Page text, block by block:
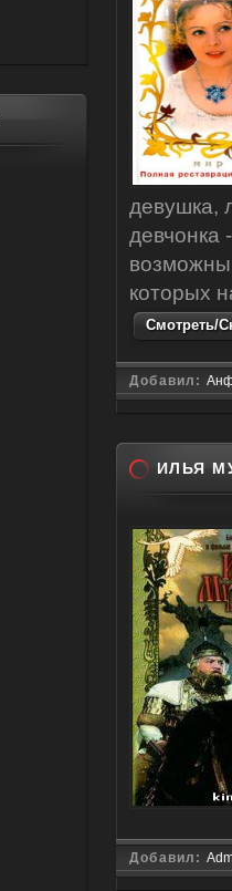
девушка,
девчонка
которых
Смотреть/
Добавил:
ИЛЬЯ
Добавил: